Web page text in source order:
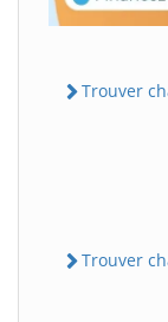
Trouver
Trouver